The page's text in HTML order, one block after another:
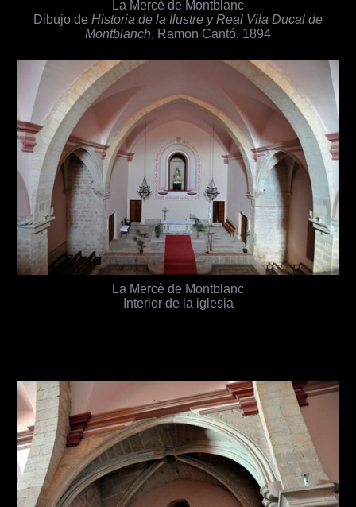
La Mercè de Montblanc
Dibujo de Historia de la Ilustre y Real Vila Ducal de
Montblanch, Ramon Cantó, 1894
La Mercè de Montblanc
Interior de la iglesia